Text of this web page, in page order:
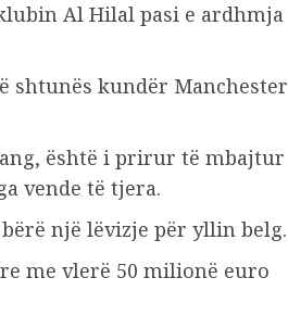
Al Hilal pasi e ardhmja
shtunës kundër Manchester
është i prirur të mbajtur
vende të tjera.
një lëvizje për yllin belg.
me vlerë 50 milionë euro